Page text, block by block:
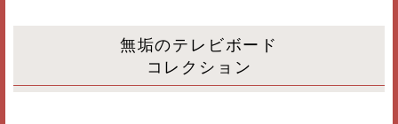
無垢のテレビボード
コレクション